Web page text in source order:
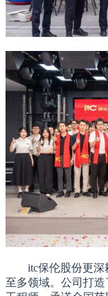
itc保伦股份更
至多领域。公司打